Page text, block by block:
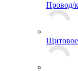
Провод/
Щитовое